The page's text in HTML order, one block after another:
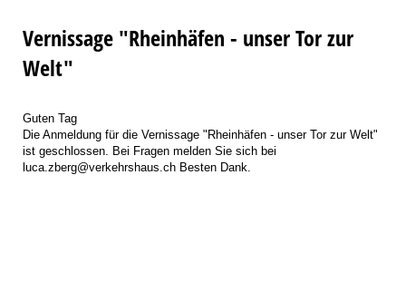
Vernissage "Rheinhäfen - unser Tor zur
Welt"
Guten Tag
Die Anmeldung für die Vernissage "Rheinhäfen - unser Tor zur Welt"
ist geschlossen. Bei Fragen melden Sie sich bei
luca.zberg@verkehrshaus.ch Besten Dank.